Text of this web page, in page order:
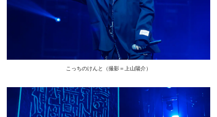
こっちのけんと（撮影＝上山陽介）